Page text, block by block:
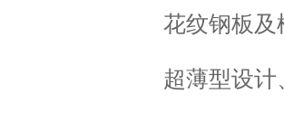
花纹钢板及
超薄型设计